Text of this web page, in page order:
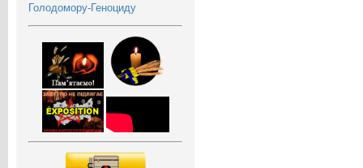
Голодомору-Геноциду